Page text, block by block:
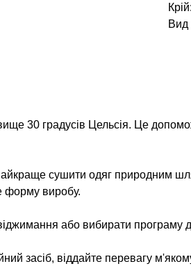
Вид
30 градусів Цельсія. Це
сушити одяг природним
форму виробу.
або вибирати програму
засіб, віддайте перевагу